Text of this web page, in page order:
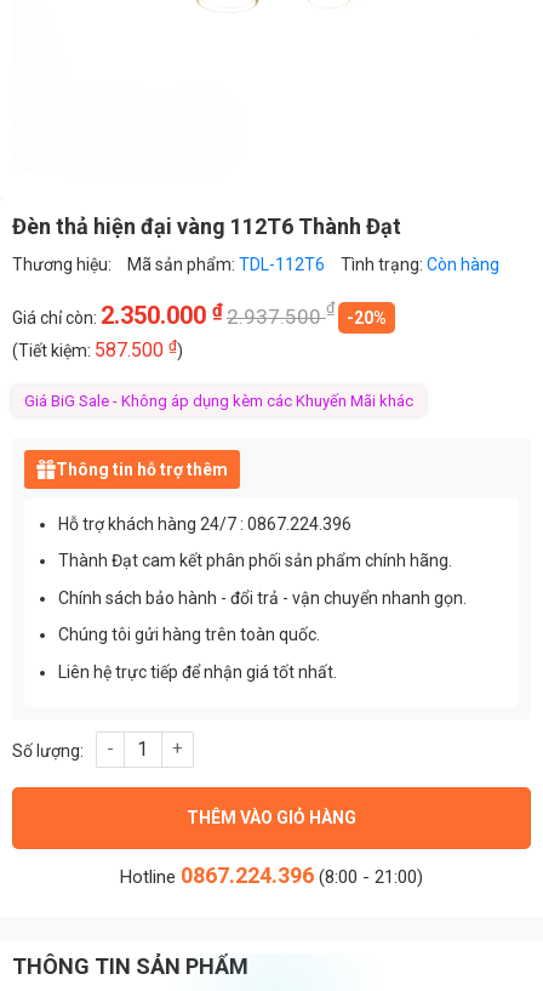
Đèn thả hiện đại vàng 112T6 Thành Đạt
Thương hiệu: Mã sản phẩm: TDL-112T6 Tình trạng: Còn hàng
Giá chỉ còn: 2.350.000 ₫2.937.500₫
-20%
(Tiết kiệm: 587.500 ₫)
Giá BiG Sale - Không áp dụng kèm các Khuyến Mãi khác
Thông tin hỗ trợ thêm
Hỗ trợ khách hàng 24/7 : 0867.224.396
Thành Đạt cam kết phân phối sản phẩm chính hãng.
Chính sách bảo hành - đổi trả - vận chuyển nhanh gọn.
Chúng tôi gửi hàng trên toàn quốc.
Liên hệ trực tiếp để nhận giá tốt nhất.
Đèn thả hiện đại vàng 112T6 Thành Đạt số lượng
THÊM VÀO GIỎ HÀNG
Hotline 0867.224.396 (8:00 - 21:00)
THÔNG TIN SẢN PHẨM